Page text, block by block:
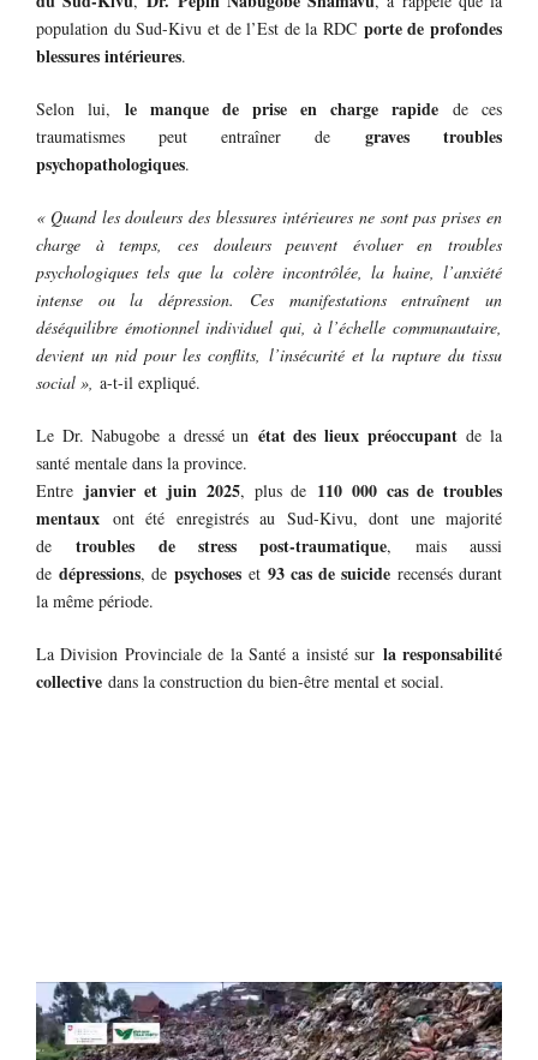
population du Sud-Kivu et de l’Est de la RDC porte de profondes
blessures intérieures.
Selon lui, le manque de prise en charge rapide de ces
traumatismes peut entraîner de graves troubles
psychopathologiques.
« Quand les douleurs des blessures intérieures ne sont pas prises en
charge à temps, ces douleurs peuvent évoluer en troubles
psychologiques tels que la colère incontrôlée, la haine, l’anxiété
intense ou la dépression. Ces manifestations entraînent un
déséquilibre émotionnel individuel qui, à l’échelle communautaire,
devient un nid pour les conflits, l’insécurité et la rupture du tissu
social », a-t-il expliqué.
Le Dr. Nabugobe a dressé un état des lieux préoccupantde la
santé mentale dans la province.
Entre janvier et juin 2025, plus de 110 000 cas de troubles
mentaux ont été enregistrés au Sud-Kivu, dont une majorité
detroubles de stress post-traumatique, mais aussi
de dépressions, de psychoses et 93 cas de suicide recensés durant
la même période.
La Division Provinciale de la Santé a insisté sur la responsabilité
collective dans la construction du bien-être mental et social.